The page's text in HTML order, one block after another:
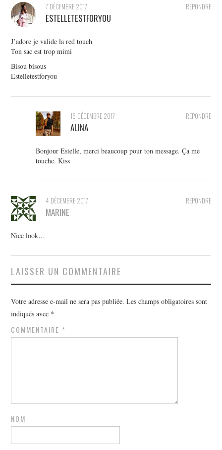
RÉPONDRE
7 DÉCEMBRE 2017
ESTELLETESTFORYOU
J’adore je valide la red touch
Ton sac est trop mimi
Bisou bisous
Estelletestforyou
RÉPONDRE
15 DÉCEMBRE 2017
ALINA
Bonjour Estelle, merci beaucoup pour ton message. Ça me
touche. Kiss
RÉPONDRE
4 DÉCEMBRE 2017
MARINE
Nice look…
LAISSER UN COMMENTAIRE
Votre adresse e-mail ne sera pas publiée. Les champs obligatoires sont
indiqués avec *
COMMENTAIRE *
NOM